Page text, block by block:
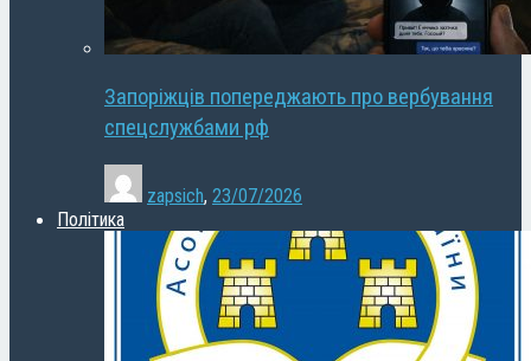
Запоріжців попереджають про вербування
спецслужбами рф
zapsich, 23/07/2026
Політика